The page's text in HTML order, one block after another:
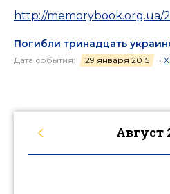
http://memorybook.org.ua/
Погибли тринадцать
Дата события: 29 января 2015 •
Август